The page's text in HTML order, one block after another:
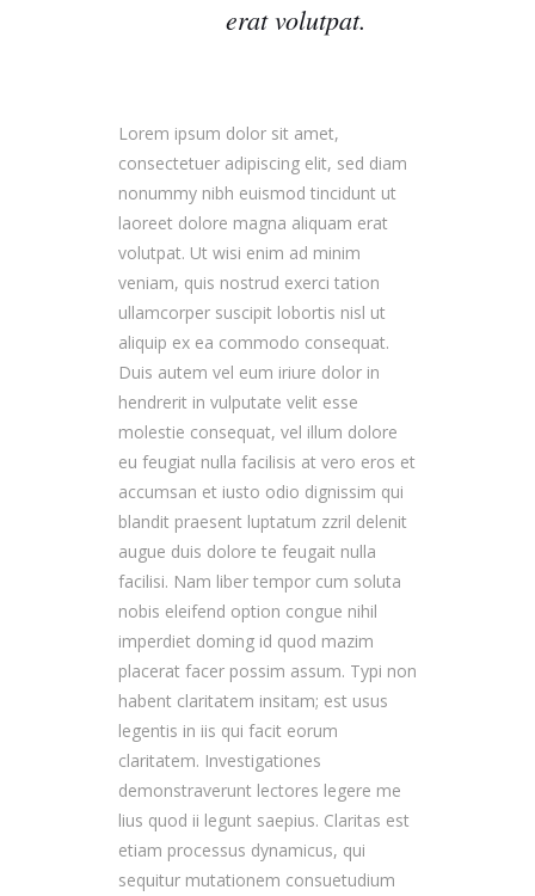
erat volutpat.
Lorem ipsum dolor sit amet,
consectetuer adipiscing elit, sed diam
nonummy nibh euismod tincidunt ut
laoreet dolore magna aliquam erat
volutpat. Ut wisi enim ad minim
veniam, quis nostrud exerci tation
ullamcorper suscipit lobortis nisl ut
aliquip ex ea commodo consequat.
Duis autem vel eum iriure dolor in
hendrerit in vulputate velit esse
molestie consequat, vel illum dolore
eu feugiat nulla facilisis at vero eros et
accumsan et iusto odio dignissim qui
blandit praesent luptatum zzril delenit
augue duis dolore te feugait nulla
facilisi. Nam liber tempor cum soluta
nobis eleifend option congue nihil
imperdiet doming id quod mazim
placerat facer possim assum. Typi non
habent claritatem insitam; est usus
legentis in iis qui facit eorum
claritatem. Investigationes
demonstraverunt lectores legere me
lius quod ii legunt saepius. Claritas est
etiam processus dynamicus, qui
sequitur mutationem consuetudium